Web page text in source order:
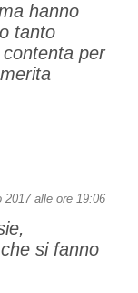
hanno
tanto
per
2017 alle ore 19:06
si fanno